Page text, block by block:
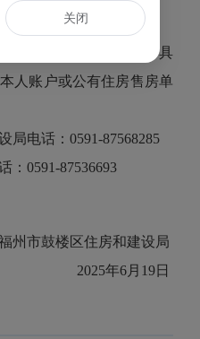
心在五个工作日内开具
人账户或公有住房售房单
电话：0591-87568285
0591-87536693
州市鼓楼区住房和建设局
2025年6月19日
关闭